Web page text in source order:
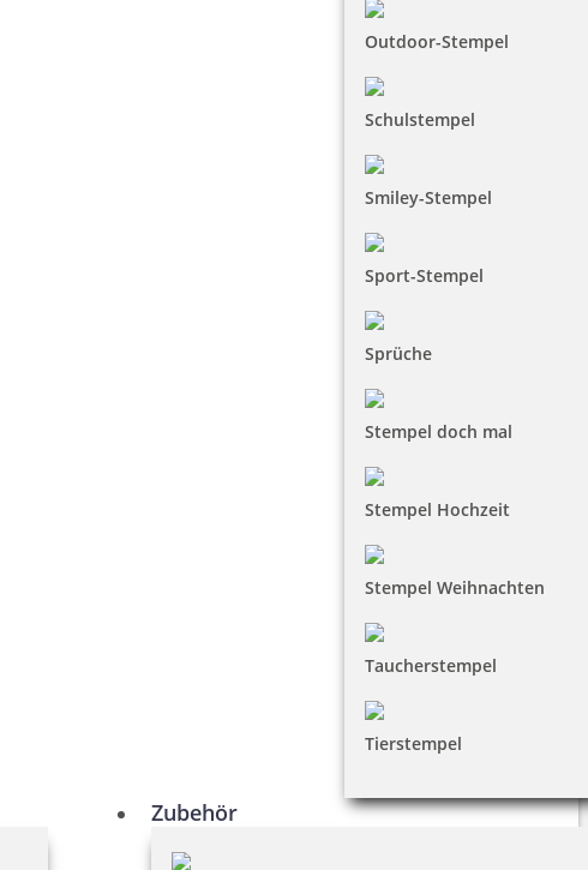
Outdoor-Stempel
Schulstempel
Smiley-Stempel
Sport-Stempel
Sprüche
Stempel doch mal
Stempel Hochzeit
Stempel Weihnachten
Taucherstempel
Tierstempel
Zubehör